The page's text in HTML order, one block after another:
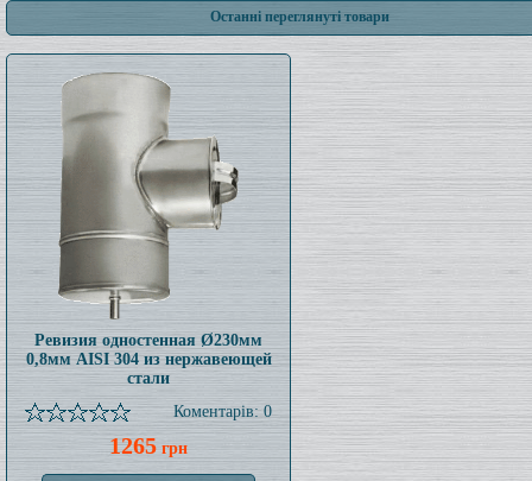
Останні переглянуті товари
Ревизия одностенная Ø230мм
0,8мм AISI 304 из нержавеющей
стали
Коментарів: 0
1265 грн